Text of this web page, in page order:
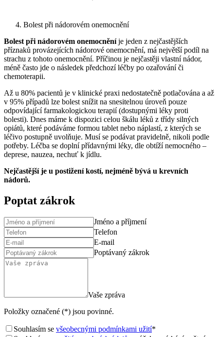
Bolest při nádorovém onemocnění
Bolest při nádorovém onemocněníje jeden z nejčastějších
příznaků provázejících nádorové onemocnění, má největší podíl na
strachu z tohoto onemocnění. Příčinou je nejčastěji vlastní nádor,
méně často jde o následek předchozí léčby po ozařování či
chemoterapii.
Až u 80% pacientů je v klinické praxi nedostatečně potlačována a až
v 95% případů lze bolest snížit na snesitelnou úroveň pouze
odpovídající farmakologickou terapií (dostupnými léky proti
bolesti). Dnes máme k dispozici celou škálu léků z třídy silných
opiátů, které podáváme formou tablet nebo náplastí, z kterých se
léčivo postupně uvolňuje. Musí se podávat pravidelně, nikoli podle
potřeby. Léčba se doplní přídavnými léky, dle obtíží nemocného –
deprese, nauzea, nechuť k jídlu.
Nejčastější je u postižení kostí, nejméně bývá u krevních
nádorů.
Poptat zákrok
Jméno a příjmení
Telefon
E-mail
Poptávaný zákrok
Vaše zpráva
Položky označené (*) jsou povinné.
Souhlasím se všeobecnými podmínkami užití*